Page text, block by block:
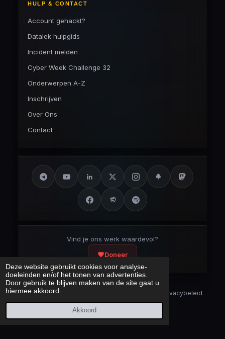
Deze website gebruikt cookies voor analyse-
doeleinden en/of het tonen van advertenties.
Door gebruik te blijven maken van de site gaat u
hiermee akkoord.
Akkoord
HULP & CONTACT
Account gehackt?
Datalek hulpgids
Incident melden
Cyber Week Challenge 32
Onderwerpen A-Z
Inschrijven
Over Ons
Contact
Vind je ons werk waardevol?
Doneer
Security Disclaimer
Privacybeleid
CookieverklaringSitemap
Laatst bijgewerkt: